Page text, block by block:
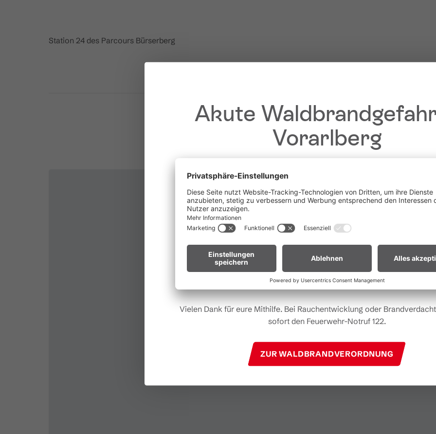
Station 24 des Parcours Bürserberg
Akute
Vorarlberg
aufgrund der anhaltenden Trockenheit gilt in
Waldbrandverordnung
. Offenes Feuer, Rauchen und Grillen sind
Waldnähe und in Uferzonen streng verboten.
Wir bitten euch um erhöhte Aufmerksamkeit und einen besonders
Umgang mit der Natur.
Hinweis für Biker:innen:Legt euer Bike nach längeren Abfahrten nicht
Gras. Heiße Bremsscheiben können trockenes Gras
Vielen Dank für eure Mithilfe. Bei Rauchentwicklung oder
sofort den Feuerwehr-Notruf 122.
ZUR WALDBRANDVERORDNUNG